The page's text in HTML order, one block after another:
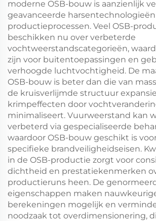
moderne OSB-bouw is aanzienlijk
geavanceerde
productieprocessen. Veel OSB-
beschikken nu over verbeterde
vochtweerstandscategorieën,
zijn voor buitentoepassingen en
verhoogde luchtvochtigheid. De
OSB-bouw is beter dan die van
de kruisverlijmde structuur
krimpeffecten door
minimaliseert. Vuurweerstand kan
verbeterd via gespecialiseerde
waardoor OSB-bouw geschikt is
specifieke brandveiligheidseisen.
in de OSB-productie zorgt voor
dichtheid en prestatiekenmerken
productieruns heen. De
eigenschappen maken
berekeningen mogelijk en
noodzaak tot overdimensionering,